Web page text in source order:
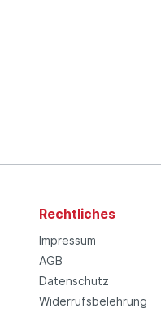
Rechtliches
Impressum
AGB
Datenschutz
Widerrufsbelehrung